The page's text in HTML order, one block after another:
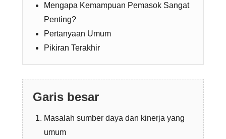
Mengapa Kemampuan Pemasok Sangat
Penting?
Pertanyaan Umum
Pikiran Terakhir
Garis besar
Masalah sumber daya dan kinerja yang
umum